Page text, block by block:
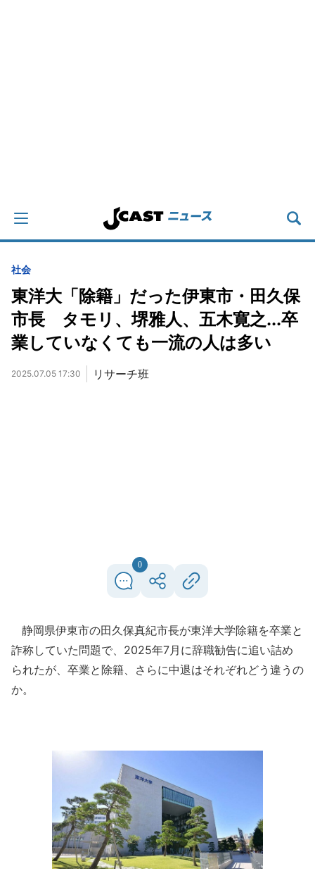
社会
東洋大「除籍」だった伊東市・田久保
市長 タモリ、堺雅人、五木寛之...卒
業していなくても一流の人は多い
2025.07.05 17:30 リサーチ班
0
静岡県伊東市の田久保真紀市長が東洋大学除籍を卒業と
詐称していた問題で、2025年7月に辞職勧告に追い詰め
られたが、卒業と除籍、さらに中退はそれぞれどう違うの
か。